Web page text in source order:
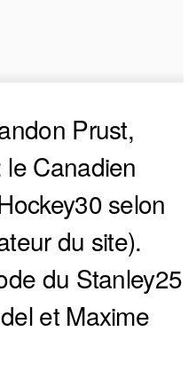
Prust,
Canadien
selon
du site).
du Stanley25
et Maxime